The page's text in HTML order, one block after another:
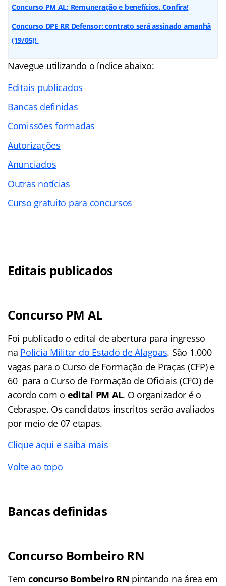
Concurso PM AL: Remuneração e benefícios. Confira!
Concurso DPE RR Defensor: contrato será assinado amanhã
(19/05)!
Navegue utilizando o índiceabaixo:
Editais publicados
Bancas definidas
Comissões formadas
Autorizações
Anunciados
Outras notícias
Curso gratuito para concursos
Editais publicados
Concurso PM AL
Foi publicado o edital de abertura para ingresso
na Polícia Militar do Estado de Alagoas. São 1.000
vagas para o Curso de Formação de Praças (CFP) e
60 para o Curso de Formação de Oficiais (CFO) de
acordo com o edital PM AL. O organizador é o
Cebraspe. Os candidatos inscritos serão avaliados
por meio de 07 etapas.
Clique aqui e saiba mais
Volte ao topo
Bancas definidas
Concurso Bombeiro RN
Tem concurso Bombeiro RN pintando na área em